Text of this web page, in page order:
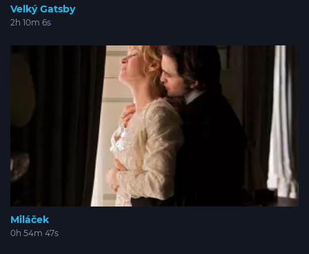
Velký Gatsby
2h 10m 6s
Miláček
0h 54m 47s